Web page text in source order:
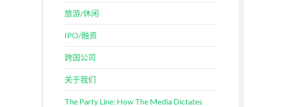
旅游/休闲
IPO/融资
跨国公司
关于我们
The Party Line: How The Media Dictates